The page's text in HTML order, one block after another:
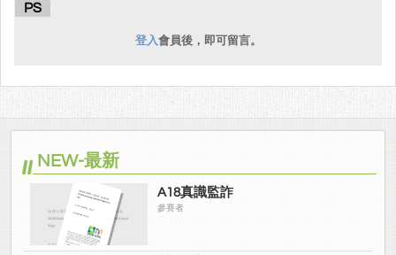
PS
登入會員後，即可留言。
NEW-最新
A18真識監詐
參賽者